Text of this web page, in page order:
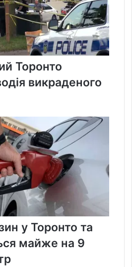
Торонто
викраденого
у Торонто та
майже на 9